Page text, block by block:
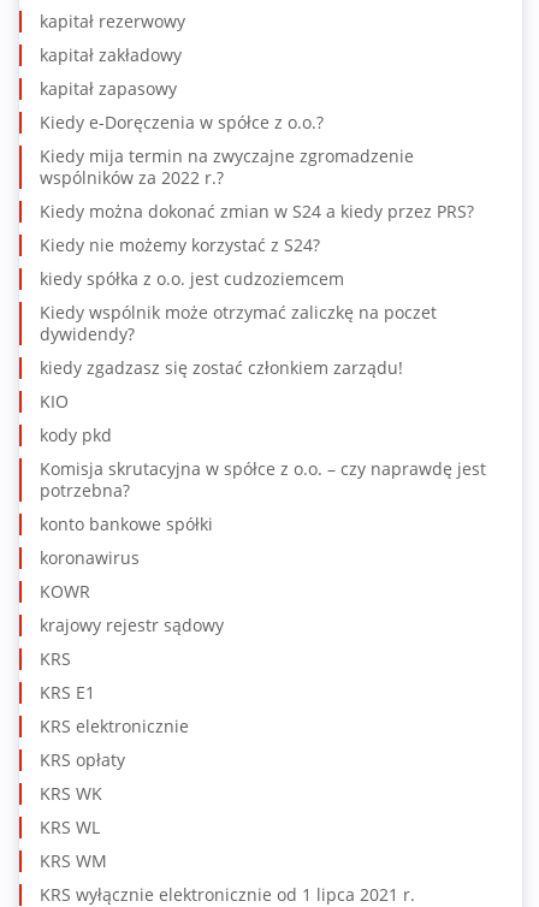
kapitał rezerwowy
kapitał zakładowy
kapitał zapasowy
Kiedy e-Doręczenia w spółce z o.o.?
Kiedy mija termin na zwyczajne zgromadzenie
wspólników za 2022 r.?
Kiedy można dokonać zmian w S24 a kiedy przez PRS?
Kiedy nie możemy korzystać z S24?
kiedy spółka z o.o. jest cudzoziemcem
Kiedy wspólnik może otrzymać zaliczkę na poczet
dywidendy?
kiedy zgadzasz się zostać członkiem zarządu!
KIO
kody pkd
Komisja skrutacyjna w spółce z o.o. – czy naprawdę jest
potrzebna?
konto bankowe spółki
koronawirus
KOWR
krajowy rejestr sądowy
KRS
KRS E1
KRS elektronicznie
KRS opłaty
KRS WK
KRS WL
KRS WM
KRS wyłącznie elektronicznie od 1 lipca 2021 r.